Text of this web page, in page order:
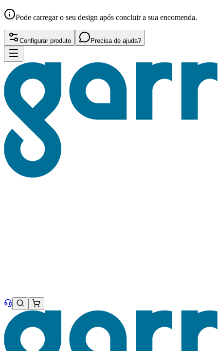
Pode carregar o seu design após concluir a sua encomenda.
Configurar produto Precisa de ajuda?